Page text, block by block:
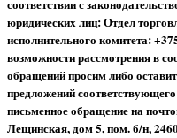
соответствии с
юридических лиц: Отдел
исполнительного комитета:
возможности рассмотрения в
обращений просим либо
предложений
письменное обращение на
Лещинская, дом 5, пом. б/н,